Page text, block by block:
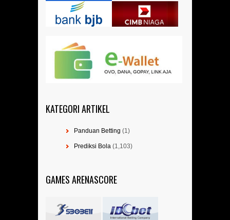
KATEGORI ARTIKEL
Panduan Betting (1)
Prediksi Bola (1,103)
GAMES ARENASCORE